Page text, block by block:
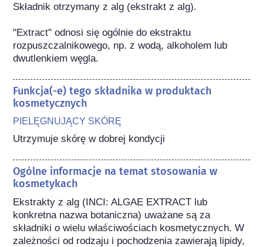
Składnik otrzymany z alg (ekstrakt z alg).
"Extract" odnosi się ogólnie do ekstraktu
rozpuszczalnikowego, np. z wodą, alkoholem lub
dwutlenkiem węgla.
Funkcja(-e) tego składnika w produktach
kosmetycznych
PIELĘGNUJĄCY SKÓRĘ
Utrzymuje skórę w dobrej kondycji
Ogólne informacje na temat stosowania w
kosmetykach
Ekstrakty z alg (INCI: ALGAE EXTRACT lub
konkretna nazwa botaniczna) uważane są za
składniki o wielu właściwościach kosmetycznych. W
zależności od rodzaju i pochodzenia zawierają lipidy,